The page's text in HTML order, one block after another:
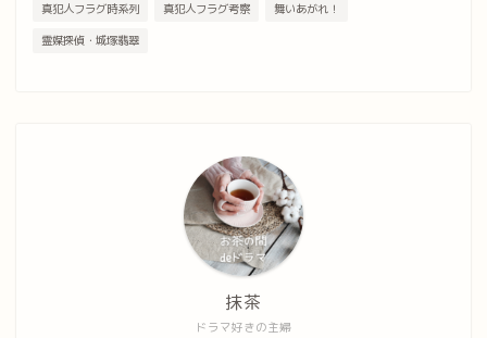
真犯人フラグ時系列 真犯人フラグ考察 舞いあがれ！
霊媒探偵・城塚翡翠
ドラマ好きの主婦
抹茶